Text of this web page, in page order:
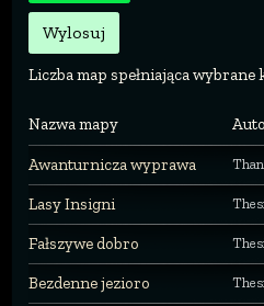
Wylosuj
Liczba map spełniająca wybrane
Nazwa mapy
Awanturnicza wyprawa
Lasy Insigni
Fałszywe dobro
Bezdenne jezioro